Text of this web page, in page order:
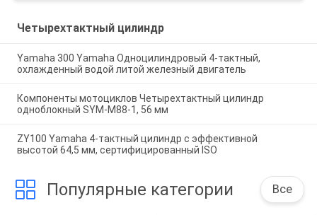
Четырехтактный цилиндр
Yamaha 300 Yamaha Одноцилиндровый 4-тактный,
охлажденный водой литой железный двигатель
Компоненты мотоциклов Четырехтактный цилиндр
одноблокный SYM-M88-1, 56 мм
ZY100 Yamaha 4-тактный цилиндр с эффективной
высотой 64,5 мм, сертифицированный ISO
Популярные категории Все